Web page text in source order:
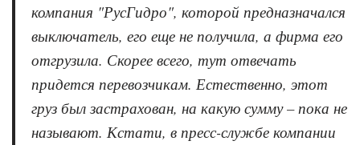
компания "РусГидро", которой предназначался
выключатель, его еще не получила, а фирма его
отгрузила. Скорее всего, тут отвечать
придется перевозчикам. Естественно, этот
груз был застрахован, на какую сумму – пока не
называют. Кстати, в пресс-службе компании